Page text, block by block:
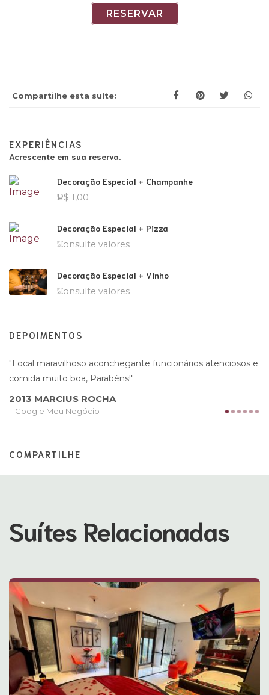
RESERVAR
Compartilhe esta suíte:
EXPERIÊNCIAS
Acrescente em sua reserva.
Decoração Especial + Champanhe
R$ 1,00
Decoração Especial + Pizza
Consulte valores
Decoração Especial + Vinho
Consulte valores
DEPOIMENTOS
Local maravilhoso aconchegante funcionários atenciosos e
comida muito boa, Parabéns!
MARCIUS ROCHA
Google Meu Negócio
COMPARTILHE
Suítes Relacionadas